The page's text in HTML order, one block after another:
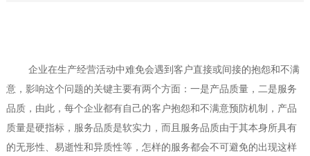
企业在生产经营活动中难免会遇到客户直接或间接的抱怨和不满
意，影响这个问题的关键主要有两个方面：一是产品质量，二是服务
品质，由此，每个企业都有自己的客户抱怨和不满意预防机制，产品
质量是硬指标，服务品质是软实力，而且服务品质由于其本身所具有
的无形性、易逝性和异质性等，怎样的服务都会不可避免的出现这样